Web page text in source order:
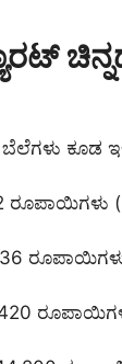
ಬೆಲೆಗಳು ಕೂಡ